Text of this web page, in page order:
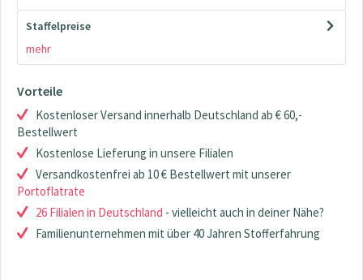
Staffelpreise
mehr
Vorteile
Kostenloser Versand innerhalb Deutschland ab € 60,-
Bestellwert
Kostenlose Lieferung in unsere Filialen
Versandkostenfrei ab 10 € Bestellwert mit unserer
Portoflatrate
26 Filialen in Deutschland - vielleicht auch in deiner Nähe?
Familienunternehmen mit über 40 Jahren Stofferfahrung